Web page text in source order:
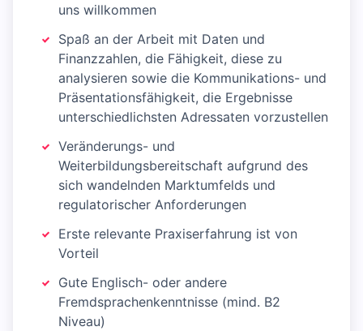
uns willkommen
Spaß an der Arbeit mit Daten und
Finanzzahlen, die Fähigkeit, diese zu
analysieren sowie die Kommunikations- und
Präsentationsfähigkeit, die Ergebnisse
unterschiedlichsten Adressaten vorzustellen
Veränderungs- und
Weiterbildungsbereitschaft aufgrund des
sich wandelnden Marktumfelds und
regulatorischer Anforderungen
Erste relevante Praxiserfahrung ist von
Vorteil
Gute Englisch- oder andere
Fremdsprachenkenntnisse (mind. B2
Niveau)